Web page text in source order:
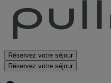
Réservez votre séjour
Réservez votre séjour